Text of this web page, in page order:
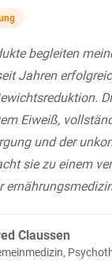
begleiten
Jahren
Eiweiß,
und der
sie zu einem
Claussen